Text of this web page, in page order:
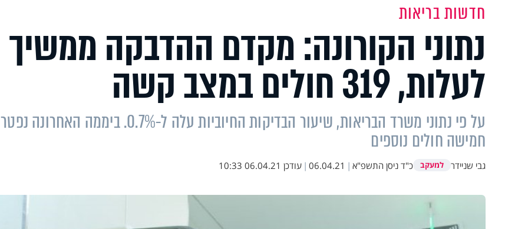
חדשות בריאות
נתוני הקורונה: מקדם ההדבקה ממשיך
לעלות, 319 חולים במצב קשה
על פי נתוני משרד הבריאות, שיעור הבדיקות החיוביות עלה ל-0.7%. ביממה האחרונה
חמישה חולים נוספים
גבי שניידר למעקב כ"ד ניסן התשפ"א |
06.04.21
| עודכן 06.04.21 10:33